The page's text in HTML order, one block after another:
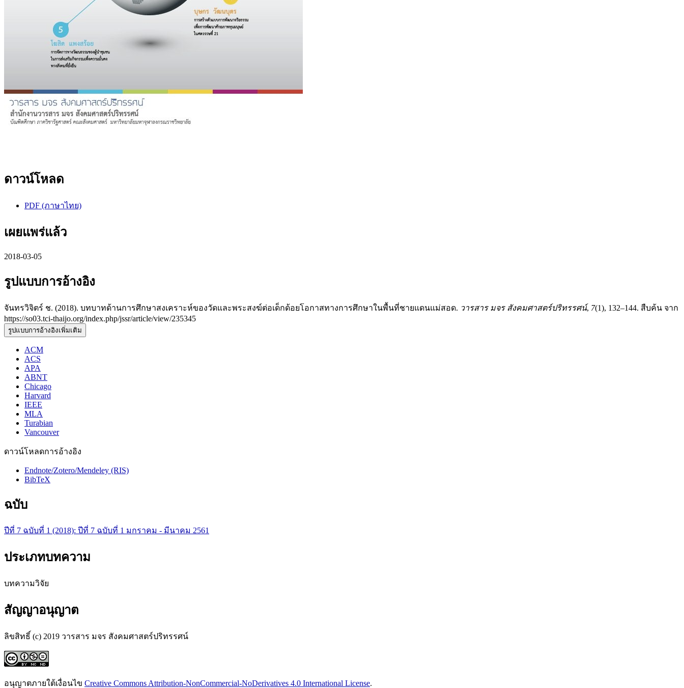
ดาวน์โหลด
PDF (ภาษาไทย)
เผยแพร่แล้ว
2018-03-05
รูปแบบการอ้างอิง
จันทรวิจิตร์ ช. (2018). บทบาทด้านการศึกษาสงเคราะห์ของวัดและพระสงฆ์ต่อเด็กด้อยโอกาสทางการศึกษาในพื้นที่ชายแดนแม่สอด. วารสาร มจร สังคมศาสตร์ปริทรรศน์, 7(1), 132–144. สืบค้น จาก
https://so03.tci-thaijo.org/index.php/jssr/article/view/235345
รูปแบบการอ้างอิงเพิ่มเติม
ACM
ACS
APA
ABNT
Chicago
Harvard
IEEE
MLA
Turabian
Vancouver
ดาวน์โหลดการอ้างอิง
Endnote/Zotero/Mendeley (RIS)
BibTeX
ฉบับ
ปีที่ 7 ฉบับที่ 1 (2018): ปีที่ 7 ฉบับที่ 1 มกราคม - มีนาคม 2561
ประเภทบทความ
บทความวิจัย
สัญญาอนุญาต
ลิขสิทธิ์ (c) 2019 วารสาร มจร สังคมศาสตร์ปริทรรศน์
อนุญาตภายใต้เงื่อนไข Creative Commons Attribution-NonCommercial-NoDerivatives 4.0 International License.